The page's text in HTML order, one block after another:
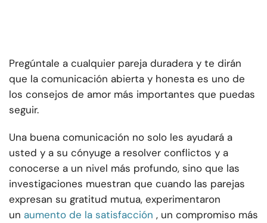
Pregúntale a cualquier pareja duradera y te dirán
que la comunicación abierta y honesta es uno de
los consejos de amor más importantes que puedas
seguir.
Una buena comunicación no solo les ayudará a
usted y a su cónyuge a resolver conflictos y a
conocerse a un nivel más profundo, sino que las
investigaciones muestran que cuando las parejas
expresan su gratitud mutua, experimentaron
un aumento de la satisfacción , un compromiso más